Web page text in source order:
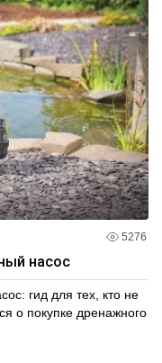
5276
насос
гид для тех, кто не
о покупке дренажного